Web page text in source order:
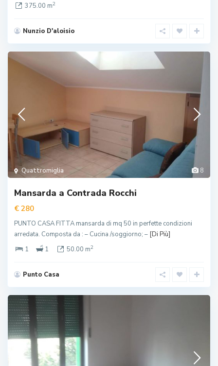
375.00 m2
Nunzio D'aloisio
8
Quattromiglia
Mansarda a Contrada Rocchi
€ 280
PUNTO CASA FITTA mansarda di mq 50 in perfette condizioni
arredata. Composta da : – Cucina /soggiorno; – [Di Più]
1
1 50.00 m2
Punto Casa